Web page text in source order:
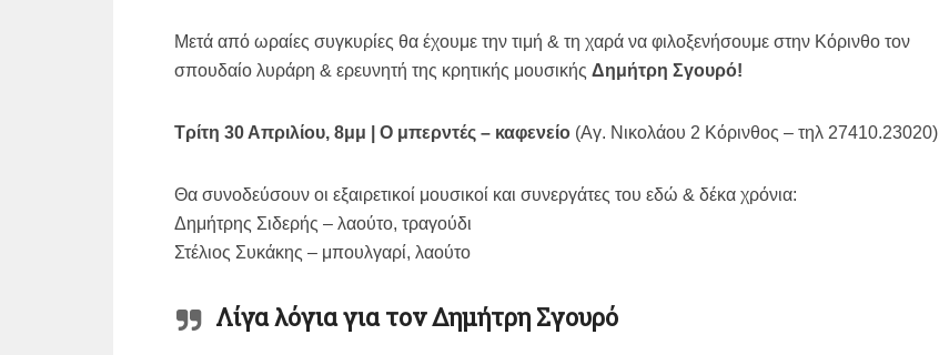
Μετά από ωραίες συγκυρίες θα έχουμε την τιμή & τη χαρά να φιλοξενήσουμε στην Κόρινθο τον
σπουδαίο λυράρη & ερευνητή της κρητικής μουσικής Δημήτρη Σγουρό!
Τρίτη 30 Απριλίου, 8μμ | Ο μπερντές – καφενείο (Αγ. Νικολάου 2 Κόρινθος – τηλ 27410.23020)
Θα συνοδεύσουν οι εξαιρετικοί μουσικοί και συνεργάτες του εδώ & δέκα χρόνια:
Δημήτρης Σιδερής – λαούτο, τραγούδι
Στέλιος Συκάκης – μπουλγαρί, λαούτο
Λίγα λόγια για τον Δημήτρη Σγουρό